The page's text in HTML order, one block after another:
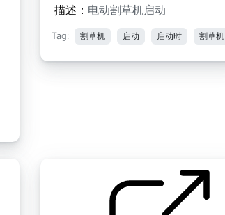
描述： 电动割草机启动
Tag: 割草机 启动 启动时 割草机